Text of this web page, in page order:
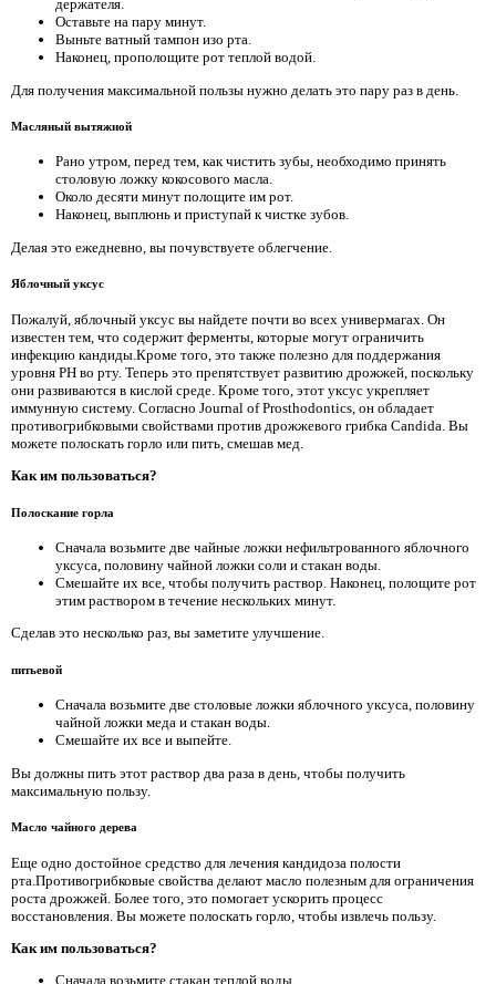
держателя.
Оставьте на пару минут.
Выньте ватный тампон изо рта.
Наконец, прополощите рот теплой водой.
Для получения максимальной пользы нужно делать это пару раз в день.
Масляный вытяжной
Рано утром, перед тем, как чистить зубы, необходимо принять
столовую ложку кокосового масла.
Около десяти минут полощите им рот.
Наконец, выплюнь и приступай к чистке зубов.
Делая это ежедневно, вы почувствуете облегчение.
Яблочный уксус
Пожалуй, яблочный уксус вы найдете почти во всех универмагах. Он
известен тем, что содержит ферменты, которые могут ограничить
инфекцию кандиды.Кроме того, это также полезно для поддержания
уровня PH во рту. Теперь это препятствует развитию дрожжей, поскольку
они развиваются в кислой среде. Кроме того, этот уксус укрепляет
иммунную систему. Согласно Journal of Prosthodontics, он обладает
противогрибковыми свойствами против дрожжевого грибка Candida. Вы
можете полоскать горло или пить, смешав мед.
Как им пользоваться?
Полоскание горла
Сначала возьмите две чайные ложки нефильтрованного яблочного
уксуса, половину чайной ложки соли и стакан воды.
Смешайте их все, чтобы получить раствор. Наконец, полощите рот
этим раствором в течение нескольких минут.
Сделав это несколько раз, вы заметите улучшение.
питьевой
Сначала возьмите две столовые ложки яблочного уксуса, половину
чайной ложки меда и стакан воды.
Смешайте их все и выпейте.
Вы должны пить этот раствор два раза в день, чтобы получить
максимальную пользу.
Масло чайного дерева
Еще одно достойное средство для лечения кандидоза полости
рта.Противогрибковые свойства делают масло полезным для ограничения
роста дрожжей. Более того, это помогает ускорить процесс
восстановления. Вы можете полоскать горло, чтобы извлечь пользу.
Как им пользоваться?
Сначала возьмите стакан теплой воды.